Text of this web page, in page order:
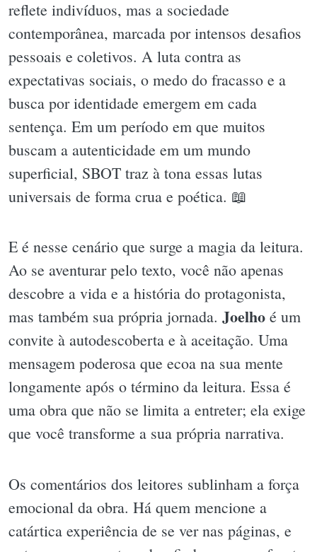
reflete indivíduos, mas a sociedade
contemporânea, marcada por intensos desafios
pessoais e coletivos. A luta contra as
expectativas sociais, o medo do fracasso e a
busca por identidade emergem em cada
sentença. Em um período em que muitos
buscam a autenticidade em um mundo
superficial, SBOT traz à tona essas lutas
universais de forma crua e poética. 📖
E é nesse cenário que surge a magia da leitura.
Ao se aventurar pelo texto, você não apenas
descobre a vida e a história do protagonista,
mas também sua própria jornada. Joelho é um
convite à autodescoberta e à aceitação. Uma
mensagem poderosa que ecoa na sua mente
longamente após o término da leitura. Essa é
uma obra que não se limita a entreter; ela exige
que você transforme a sua própria narrativa.
Os comentários dos leitores sublinham a força
emocional da obra. Há quem mencione a
catártica experiência de se ver nas páginas, e